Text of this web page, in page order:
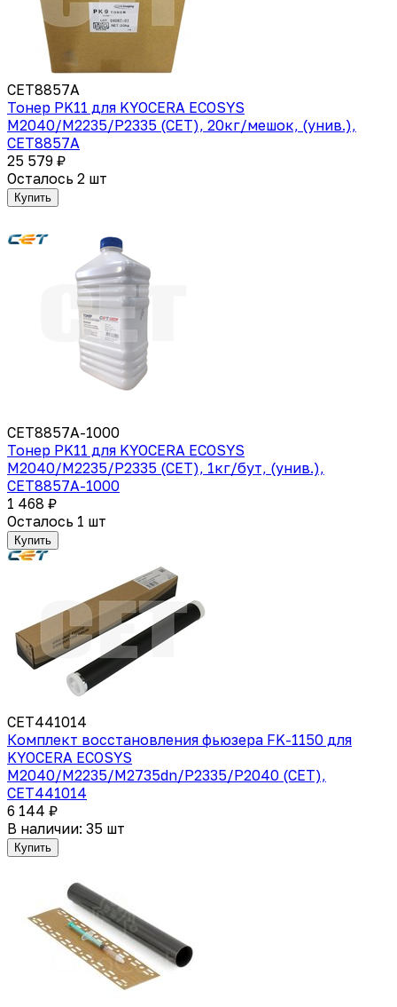
CET8857A
Тонер PK11 для KYOCERA ECOSYS
M2040/M2235/P2335 (CET), 20кг/мешок, (унив.),
CET8857A
25 579 ₽
Осталось 2 шт
Купить
CET8857A-1000
Тонер PK11 для KYOCERA ECOSYS
M2040/M2235/P2335 (CET), 1кг/бут, (унив.),
CET8857A-1000
1 468 ₽
Осталось 1 шт
Купить
CET441014
Комплект восстановления фьюзера FK-1150 для
KYOCERA ECOSYS
M2040/M2235/M2735dn/P2335/P2040 (CET),
CET441014
6 144 ₽
В наличии: 35 шт
Купить